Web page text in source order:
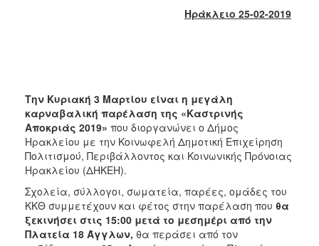
2010
2006
ΤΟΠΟΣ
Ηράκλειο 25-02-2019
Την Κυριακή 3 Μαρτίου είναι η μεγάλη
καρναβαλική παρέλαση της «Καστρινής
Αποκριάς 2019» που διοργανώνει ο Δήμος
Ηρακλείου με την Κοινωφελή Δημοτική Επιχείρηση
Πολιτισμού, Περιβάλλοντος και Κοινωνικής Πρόνοιας
Ηρακλείου (ΔΗΚΕΗ).
Σχολεία, σύλλογοι, σωματεία, παρέες, ομάδες του
ΚΚΘ συμμετέχουν και φέτος στην παρέλαση που θα
ξεκινήσει στις 15:00 μετά το μεσημέρι από την
Πλατεία 18 Άγγλων, θα περάσει από τον